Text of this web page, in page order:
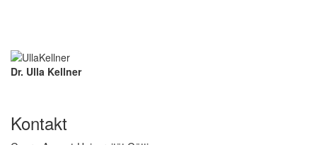
Dr. Ulla Kellner
Kontakt